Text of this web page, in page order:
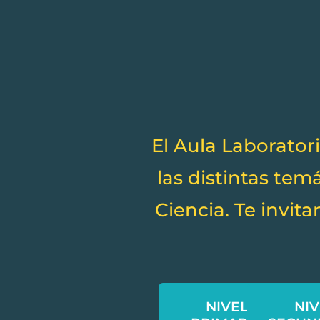
El Aula
las distintas
Ciencia. Te
NIVEL